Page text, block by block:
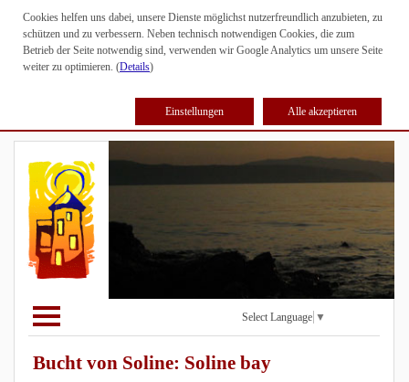
Cookies helfen uns dabei, unsere Dienste möglichst nutzerfreundlich anzubieten, zu
schützen und zu verbessern. Neben technisch notwendigen Cookies, die zum
Betrieb der Seite notwendig sind, verwenden wir Google Analytics um unsere Seite
weiter zu optimieren. (Details)
Einstellungen Alle akzeptieren
Select Language ▼
Bucht von Soline: Soline bay